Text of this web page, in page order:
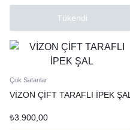
Tükendi
Çok Satanlar
VİZON ÇİFT TARAFLI İPEK ŞAL
₺3.900,00